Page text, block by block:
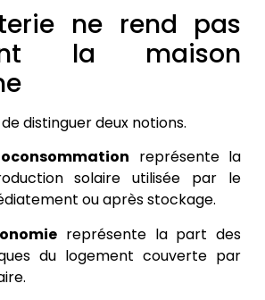
ne rend pas
la maison
distinguer deux notions.
représente la
solaire utilisée par le
ou après stockage.
représente la part des
du logement couverte par